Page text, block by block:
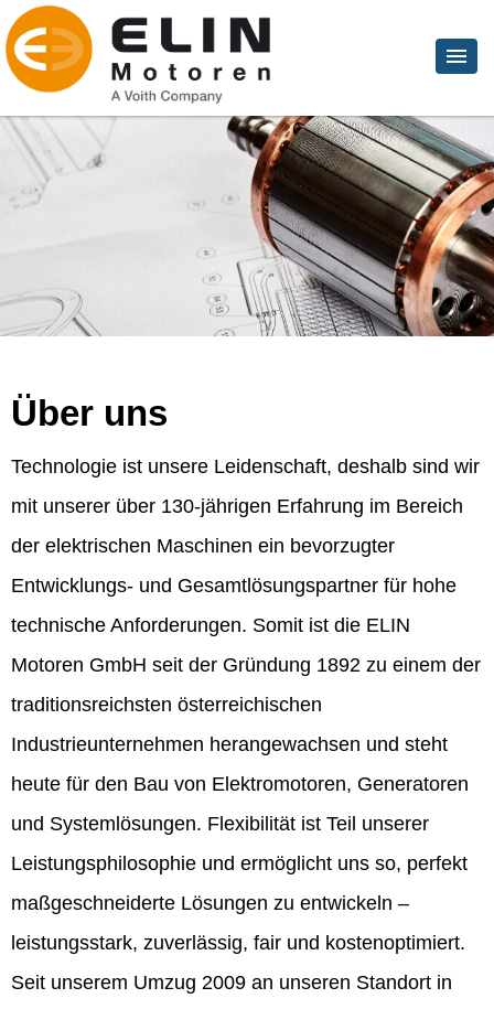
Über uns
Technologie ist unsere Leidenschaft, deshalb sind wir
mit unserer über 130-jährigen Erfahrung im Bereich
der elektrischen Maschinen ein bevorzugter
Entwicklungs- und Gesamtlösungspartner für hohe
technische Anforderungen. Somit ist die ELIN
Motoren GmbH seit der Gründung 1892 zu einem der
traditionsreichsten österreichischen
Industrieunternehmen herangewachsen und steht
heute für den Bau von Elektromotoren, Generatoren
und Systemlösungen. Flexibilität ist Teil unserer
Leistungsphilosophie und ermöglicht uns so, perfekt
maßgeschneiderte Lösungen zu entwickeln –
leistungsstark, zuverlässig, fair und kostenoptimiert.
Seit unserem Umzug 2009 an unseren Standort in